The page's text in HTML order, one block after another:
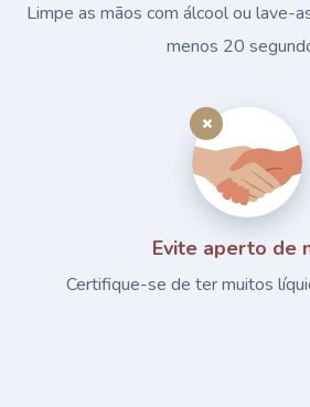
Limpe as mãos com álcool ou lave-
menos 20
Evite aperto de
Certifique-se de ter muitos